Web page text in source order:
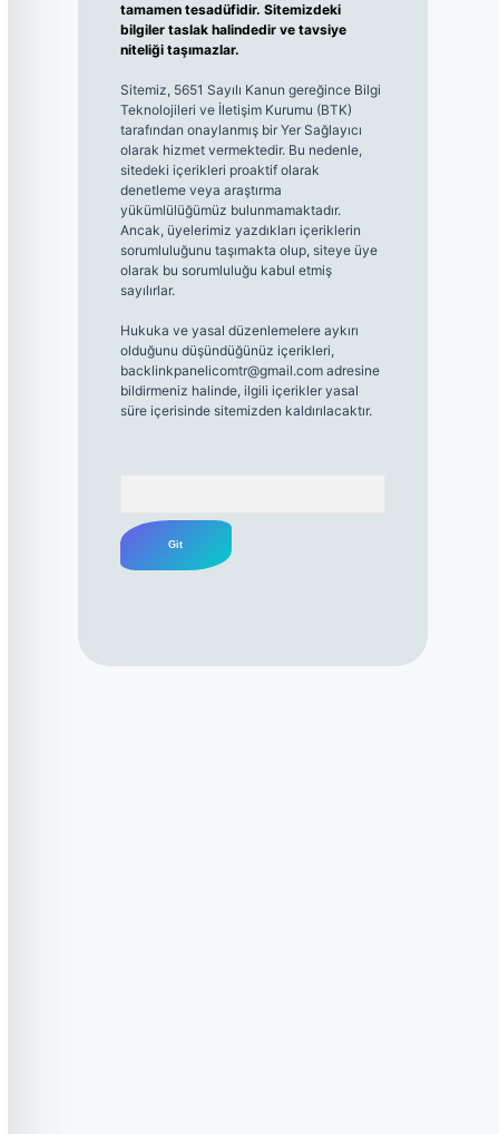
tamamen tesadüfidir. Sitemizdeki
bilgiler taslak halindedir ve tavsiye
niteliği taşımazlar.
Sitemiz, 5651 Sayılı Kanun gereğince Bilgi
Teknolojileri ve İletişim Kurumu (BTK)
tarafından onaylanmış bir Yer Sağlayıcı
olarak hizmet vermektedir. Bu nedenle,
sitedeki içerikleri proaktif olarak
denetleme veya araştırma
yükümlülüğümüz bulunmamaktadır.
Ancak, üyelerimiz yazdıkları içeriklerin
sorumluluğunu taşımakta olup, siteye üye
olarak bu sorumluluğu kabul etmiş
sayılırlar.
Hukuka ve yasal düzenlemelere aykırı
olduğunu düşündüğünüz içerikleri,
backlinkpanelicomtr@gmail.comadresine
bildirmeniz halinde, ilgili içerikler yasal
süre içerisinde sitemizden kaldırılacaktır.